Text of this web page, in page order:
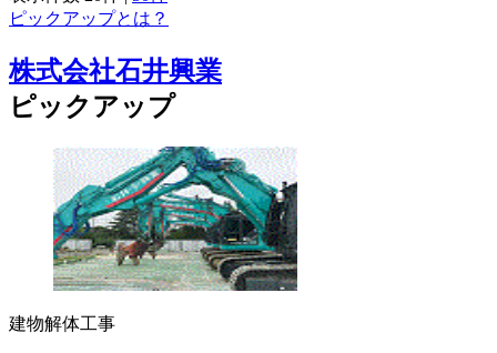
ピックアップとは？
株式会社石井興業
ピックアップ
建物解体工事